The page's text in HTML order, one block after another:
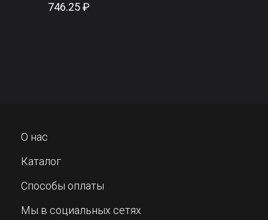
746.25 ₽
О нас
Каталог
Способы оплаты
Мы в социальных сетях